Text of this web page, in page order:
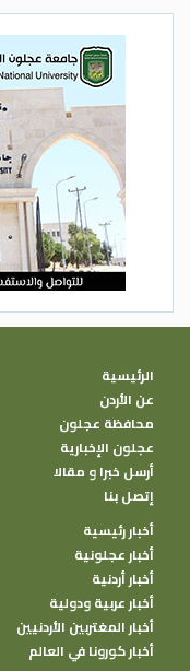
الرئيسية
عن الأردن
محافظة عجلون
عجلون الإخبارية
أرسل خبرا و مقالا
إتصل بنا
أخبار رئيسية
أخبار عجلونية
أخبار أردنية
أخبار عربية ودولية
أخبار المغتربين الأردنيين
أخبار كورونا في العالم